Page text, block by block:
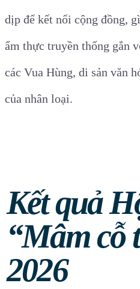
dịp để kết nối cộng đồng,
ẩm thực truyền thống gắn
các Vua Hùng, di sản văn
của nhân loại.
Kết quả
“Mâm cỗ
2026